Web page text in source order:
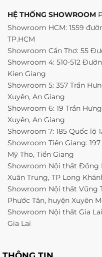
HỆ THỐNG SHOWROOM
Showroom HCM: 1559
TP.HCM
Showroom Cần Thơ: 55
Showroom 4: 510-512
Kien Giang
Showroom 5: 357 Trần
Xuyên, An Giang
Showroom 6: 19 Trần
Xuyên, An Giang
Showroom 7: 185 Quốc lộ
Showroom Tiền Giang:
Mỹ Tho, Tiền Giang
Showroom Nội thất Đồng
Xuân Trung, TP Long
Showroom Nội thất Vũng
Phước Tân, huyện Xuyên
Showroom Nội thất Gia
Gia Lai